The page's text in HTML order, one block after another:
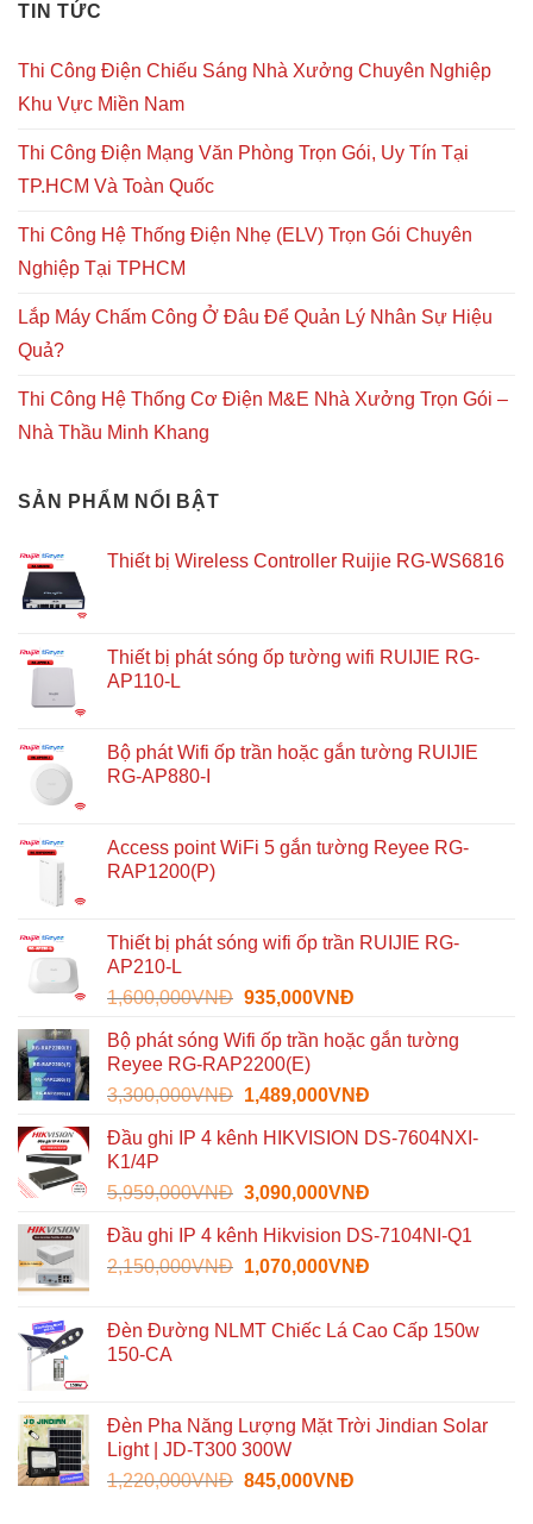
TIN TỨC
Thi Công Điện Chiếu Sáng Nhà Xưởng Chuyên Nghiệp
Khu Vực Miền Nam
Thi Công Điện Mạng Văn Phòng Trọn Gói, Uy Tín Tại
TP.HCM Và Toàn Quốc
Thi Công Hệ Thống Điện Nhẹ (ELV) Trọn Gói Chuyên
Nghiệp Tại TPHCM
Lắp Máy Chấm Công Ở Đâu Để Quản Lý Nhân Sự Hiệu
Quả?
Thi Công Hệ Thống Cơ Điện M&E Nhà Xưởng Trọn Gói –
Nhà Thầu Minh Khang
SẢN PHẨM NỔI BẬT
Thiết bị Wireless Controller Ruijie RG-WS6816
Thiết bị phát sóng ốp tường wifi RUIJIE RG-
AP110-L
Bộ phát Wifi ốp trần hoặc gắn tường RUIJIE
RG-AP880-I
Access point WiFi 5 gắn tường Reyee RG-
RAP1200(P)
Thiết bị phát sóng wifi ốp trần RUIJIE RG-
AP210-L
1,600,000VNĐ Giá
là:
1,600,000VNĐ.
935,000VNĐGiá
tại
935,000VNĐ.
Bộ phát sóng Wifi ốp trần hoặc gắn tường
Reyee RG-RAP2200(E)
3,300,000VNĐ Giá
là:
1,489,000VNĐGiá
tại
1,489,000VNĐ.
Đầu ghi IP 4 kênh HIKVISION DS-7604NXI-
K1/4P
5,959,000VNĐ Giá
là:
5,959,000VNĐ.
3,090,000VNĐGiá
tại
là:
Đầu ghi IP 4 kênh Hikvision DS-7104NI-Q1
2,150,000VNĐ Giá
2,150,000VNĐ.
1,070,000VNĐGiá
là:
Đèn Đường NLMT Chiếc Lá Cao Cấp 150w
150-CA
Đèn Pha Năng Lượng Mặt Trời Jindian Solar
Light | JD-T300 300W
1,220,000VNĐ Giá
845,000VNĐGiá